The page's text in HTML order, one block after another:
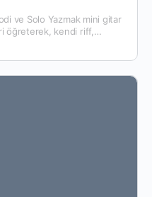
ve Solo Yazmak mini gitar
öğreterek, kendi riff,